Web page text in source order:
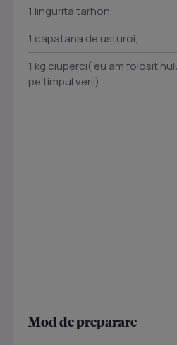
1 lingurita tarhon,
1 capatana de usturoi,
1 kg.ciuperci( eu am folosit
pe timpul verii).
Mod de preparare